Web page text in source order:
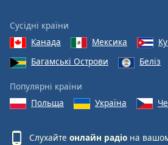
Сусідні країни
Канада
Мексика
Багамські Острови
Беліз
Популярні країни
Польща
Україна
Слухайте онлайн радіо на